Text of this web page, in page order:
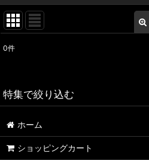
並び順:
0件
特集で絞り込む
ALFA ROMEO > 156
ALFA ROMEO > 147
ホーム
ショッピングカート